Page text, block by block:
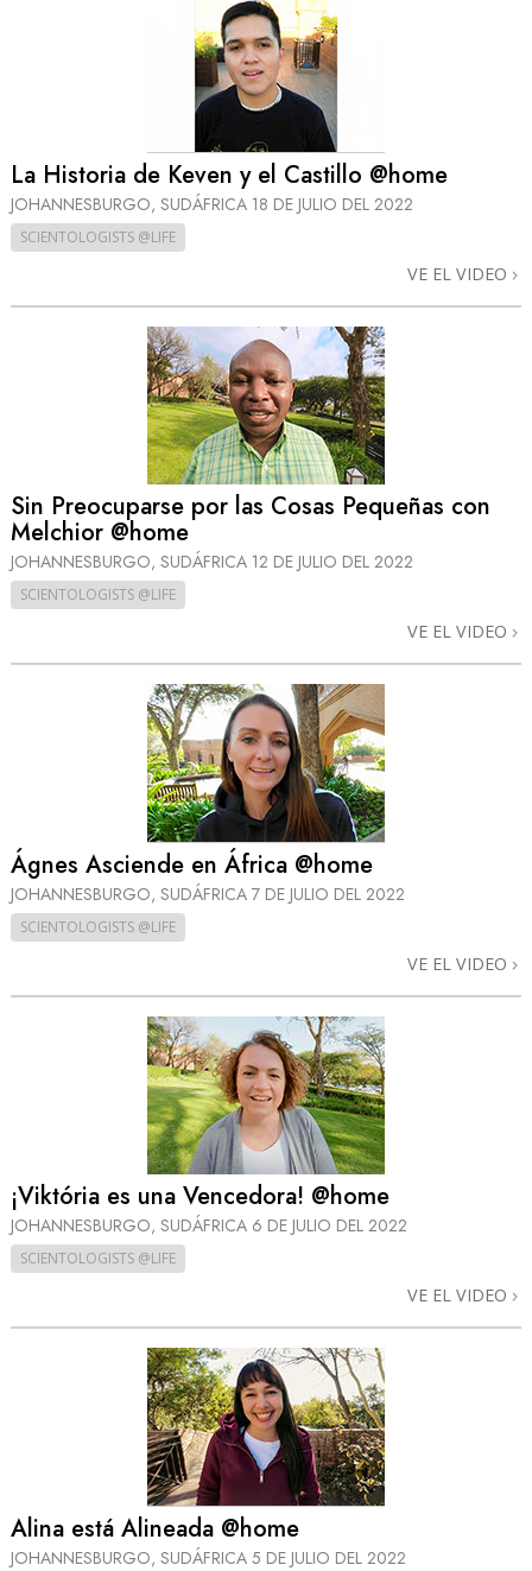
La Historia de Keven y el Castillo @home
JOHANNESBURGO, SUDÁFRICA 18 DE JULIO DEL 2022
SCIENTOLOGISTS @LIFE
VE EL VIDEO
Sin Preocuparse por las Cosas Pequeñas con
Melchior @home
JOHANNESBURGO, SUDÁFRICA 12 DE JULIO DEL 2022
SCIENTOLOGISTS @LIFE
VE EL VIDEO
Ágnes Asciende en África @home
JOHANNESBURGO, SUDÁFRICA 7 DE JULIO DEL 2022
SCIENTOLOGISTS @LIFE
VE EL VIDEO
¡Viktória es una Vencedora! @home
JOHANNESBURGO, SUDÁFRICA 6 DE JULIO DEL 2022
SCIENTOLOGISTS @LIFE
VE EL VIDEO
Alina está Alineada @home
JOHANNESBURGO, SUDÁFRICA 5 DE JULIO DEL 2022